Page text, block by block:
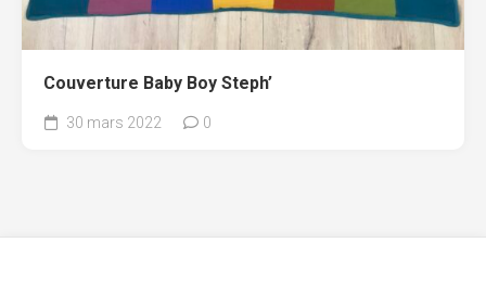
Couverture Baby Boy Steph’
30 mars 2022 0